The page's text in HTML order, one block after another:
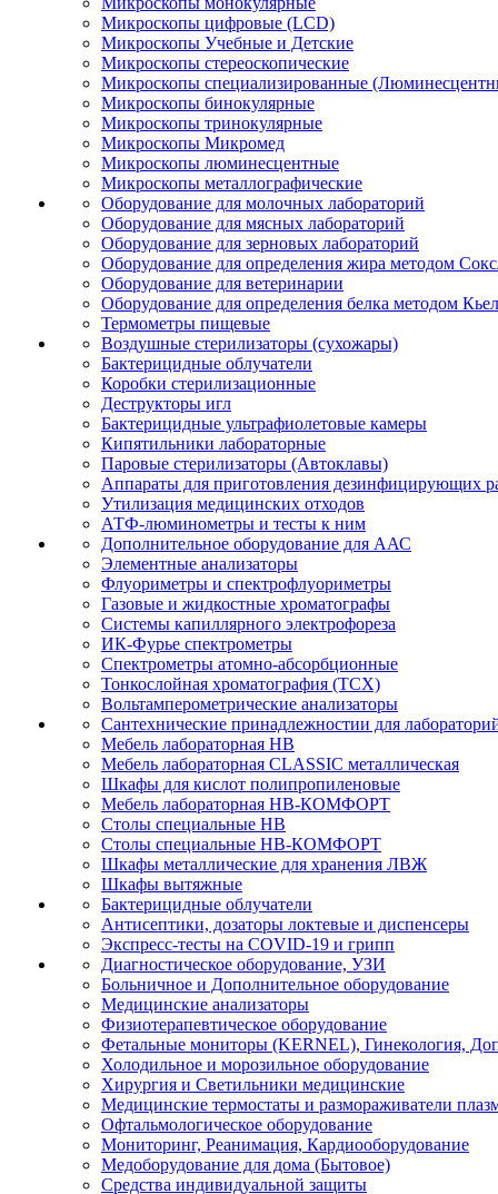
Микроскопы цифровые (LCD)
Микроскопы Учебные и Детские
Микроскопы стереоскопические
Микроскопы специализированные
Микроскопы бинокулярные
Микроскопы тринокулярные
Микроскопы Микромед
Микроскопы люминесцентные
Микроскопы металлографические
Оборудование для молочных лабораторий
Оборудование для мясных лабораторий
Оборудование для зерновых лабораторий
Оборудование для определения жира методом
Оборудование для ветеринарии
Оборудование для определения белка методом
Термометры пищевые
Воздушные стерилизаторы (сухожары)
Бактерицидные облучатели
Коробки стерилизационные
Деструкторы игл
Бактерицидные ультрафиолетовые камеры
Кипятильники лабораторные
Паровые стерилизаторы (Автоклавы)
Аппараты для приготовления дезинфицирующих
Утилизация медицинских отходов
АТФ-люминометры и тесты к ним
Дополнительное оборудование для ААС
Элементные анализаторы
Флуориметры и спектрофлуориметры
Газовые и жидкостные хроматографы
Системы капиллярного электрофореза
ИК-Фурье спектрометры
Спектрометры атомно-абсорбционные
Тонкослойная хроматография (ТСХ)
Вольтамперометрические анализаторы
Сантехнические принадлежностии для
Мебель лабораторная НВ
Мебель лабораторная CLASSIC металлическая
Шкафы для кислот полипропиленовые
Мебель лабораторная НВ-КОМФОРТ
Столы специальные НВ
Столы специальные НВ-КОМФОРТ
Шкафы металлические для хранения ЛВЖ
Шкафы вытяжные
Бактерицидные облучатели
Антисептики, дозаторы локтевые и диспенсеры
Экспресс-тесты на COVID-19 и грипп
Диагностическое оборудование, УЗИ
Больничное и Дополнительное оборудование
Медицинские анализаторы
Физиотерапевтическое оборудование
Фетальные мониторы (KERNEL), Гинекология,
Холодильное и морозильное оборудование
Хирургия и Светильники медицинские
Медицинские термостаты и размораживатели
Офтальмологическое оборудование
Мониторинг, Реанимация, Кардиооборудование
Медоборудование для дома (Бытовое)
Средства индивидуальной защиты